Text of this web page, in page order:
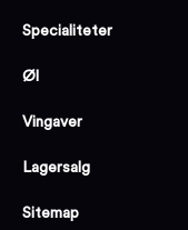
Specialiteter
Øl
Vingaver
Lagersalg
Sitemap